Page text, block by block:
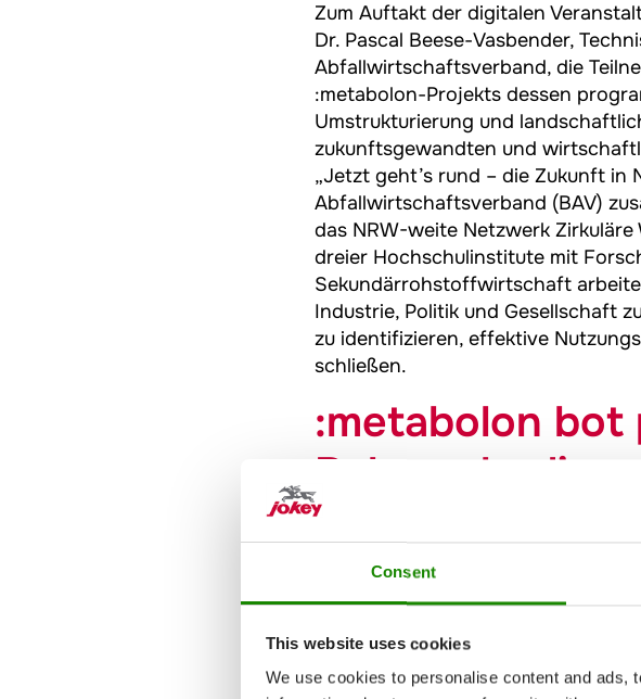
Consent
This website uses cookies
We use cookies to personalise content and ads,
Zum Auftakt der digitalen
Dr. Pascal Beese-Vasbender,
Abfallwirtschaftsverband, die
:metabolon-Projekts dessen
Umstrukturierung und
zukunftsgewandten und
„Jetzt geht’s rund – die Zukunft in
Abfallwirtschaftsverband (BAV)
das NRW-weite Netzwerk
dreier Hochschulinstitute mit
Sekundärrohstoffwirtschaft
Industrie, Politik und Gesellschaft
zu identifizieren, effektive
schließen.
:metabolon bot
anspruchsvolle
„Das :metabolon-Gelände ist für
Infrastruktur ein geeigneter
Jokey Group. „Das Projekt liefert
allen Ebenen und fertigen